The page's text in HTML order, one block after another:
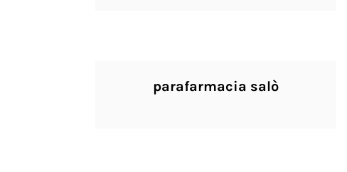
parafarmacia salò